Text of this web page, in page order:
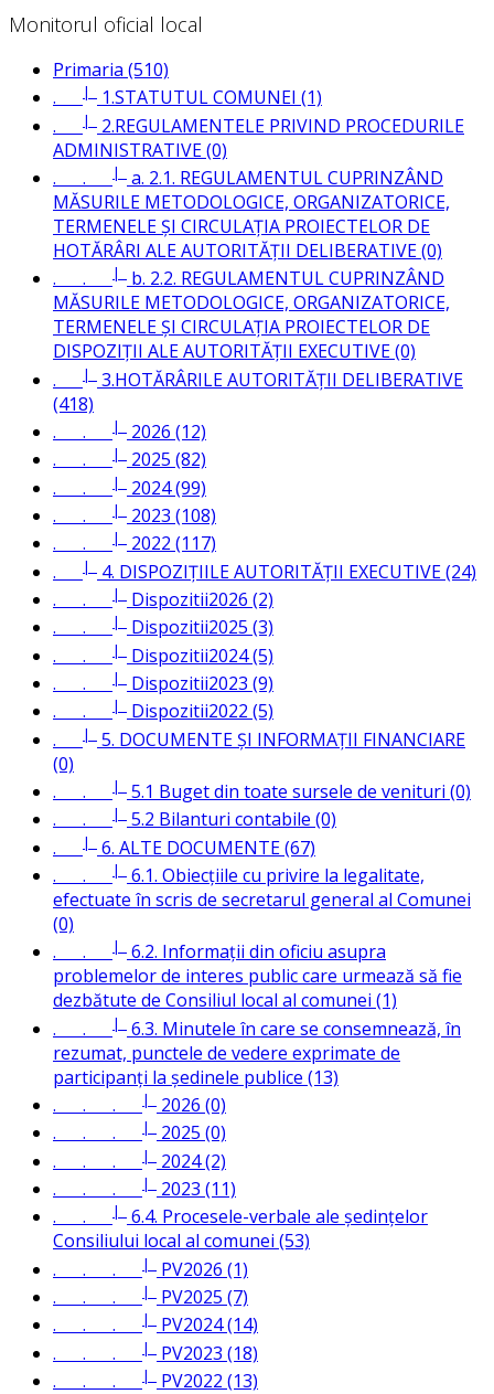
Monitorul oficial local
Primaria (510)
.
|_
1.STATUTUL COMUNEI (1)
.
|_
2.REGULAMENTELE PRIVIND PROCEDURILE
ADMINISTRATIVE (0)
. .
|_
a. 2.1. REGULAMENTUL CUPRINZÂND
MĂSURILE METODOLOGICE, ORGANIZATORICE,
TERMENELE ȘI CIRCULAȚIA PROIECTELOR DE
HOTĂRÂRI ALE AUTORITĂȚII DELIBERATIVE (0)
. .
|_
b. 2.2. REGULAMENTUL CUPRINZÂND
MĂSURILE METODOLOGICE, ORGANIZATORICE,
TERMENELE ȘI CIRCULAȚIA PROIECTELOR DE
DISPOZIȚII ALE AUTORITĂȚII EXECUTIVE (0)
.
|_
3.HOTĂRÂRILE AUTORITĂȚII DELIBERATIVE
(418)
. .
|_
2026 (12)
. .
|_
2025 (82)
. .
|_
2024 (99)
. .
|_
2023 (108)
. .
|_
2022 (117)
.
|_
4. DISPOZIȚIILE AUTORITĂȚII EXECUTIVE (24)
. .
|_
Dispozitii2026 (2)
. .
|_
Dispozitii2025 (3)
. .
|_
Dispozitii2024 (5)
. .
|_
Dispozitii2023 (9)
. .
|_
Dispozitii2022 (5)
.
|_
5. DOCUMENTE ȘI INFORMAȚII FINANCIARE
(0)
. .
|_
5.1 Buget din toate sursele de venituri (0)
. .
|_
5.2 Bilanturi contabile (0)
.
|_
6. ALTE DOCUMENTE (67)
. .
|_
6.1. Obiecțiile cu privire la legalitate,
efectuate în scris de secretarul general al Comunei
(0)
. .
|_
6.2. Informații din oficiu asupra
problemelor de interes public care urmează să fie
dezbătute de Consiliul local al comunei (1)
. .
|_
6.3. Minutele în care se consemnează, în
rezumat, punctele de vedere exprimate de
participanți la ședinele publice (13)
. . .
|_
2026 (0)
. . .
|_
2025 (0)
. . .
|_
2024 (2)
. . .
|_
2023 (11)
. .
|_
6.4. Procesele-verbale ale ședințelor
Consiliului local al comunei (53)
. . .
|_
PV2026 (1)
. . .
|_
PV2025 (7)
. . .
|_
PV2024 (14)
. . .
|_
PV2023 (18)
. . .
|_ PV2022 (13)